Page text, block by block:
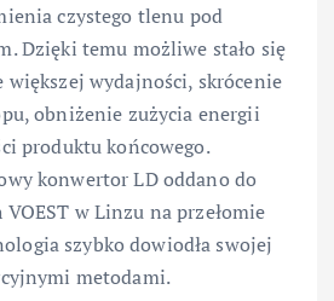
czystego tlenu pod
Dzięki temu możliwe stało się
większej wydajności, skrócenie
obniżenie zużycia energii
produktu końcowego.
konwertor LD oddano do
VOEST w Linzu na przełomie
szybko dowiodła swojej
metodami.